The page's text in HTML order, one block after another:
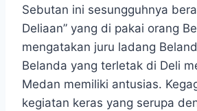
Sebutan ini sesungguhnya
Deliaan” yang di pakai orang
mengatakan juru ladang
Belanda yang terletak di Deli
Medan memiliki antusias.
kegiatan keras yang serupa